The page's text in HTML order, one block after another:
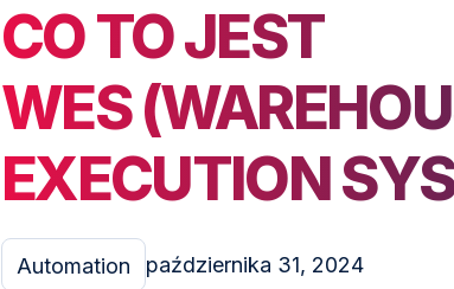
CO TO JEST
WES
EXECUTION
Automation października 31, 2024